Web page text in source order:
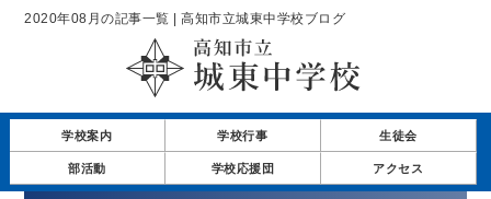
2020年08月の記事一覧 | 高知市立城東中学校ブログ
学校案内 学校行事 生徒会
部活動 学校応援団 アクセス